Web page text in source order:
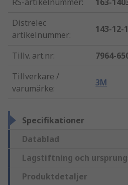
RS-artikelnummer:
163-
Distrelec
artikelnummer:
143-12-
Tillv. art.nr:
7964-
Tillverkare /
varumärke:
3M
Specifikationer
Datablad
Lagstiftning och
Produktdetaljer